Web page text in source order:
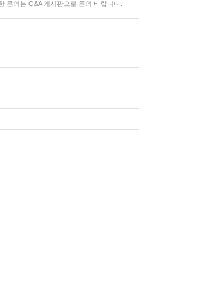
문의는 Q&A 게시판으로 문의 바랍니다.